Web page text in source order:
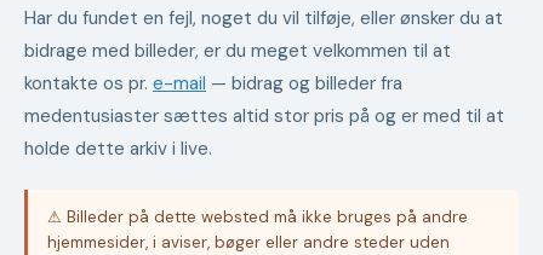
Har du fundet en fejl, noget du vil tilføje, eller ønsker du at
bidrage med billeder, er du meget velkommen til at
kontakte os pr. e-mail — bidrag og billeder fra
medentusiaster sættes altid stor pris på og er med til at
holde dette arkiv i live.
⚠ Billeder på dette websted må ikke bruges på andre
hjemmesider, i aviser, bøger eller andre steder uden